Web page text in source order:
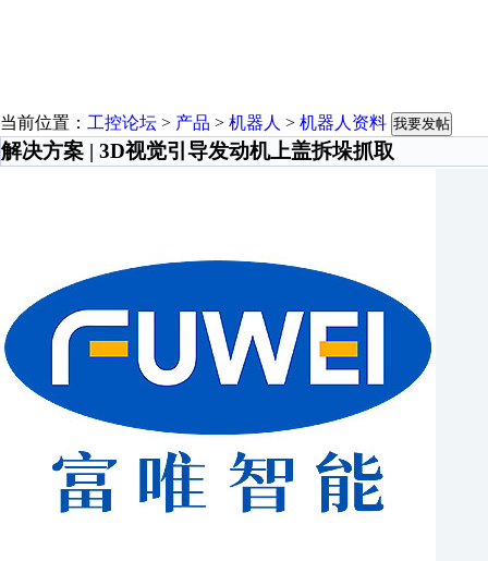
当前位置： 工控论坛 > 产品 > 机器人 > 机器人资料 我要发帖
解决方案 | 3D视觉引导发动机上盖拆垛抓取